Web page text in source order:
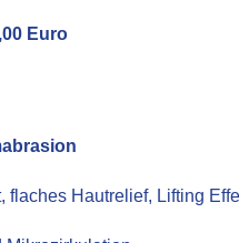
Euro
flaches Hautrelief, Lifting